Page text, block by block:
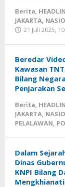
Berita,
JAKARTA,
21 Juli 2025,
Beredar
Kawasan
Bilang
Penjarakan
Berita,
JAKARTA,
PELALAWAN,
Dalam
Dinas
KNPI Bilang